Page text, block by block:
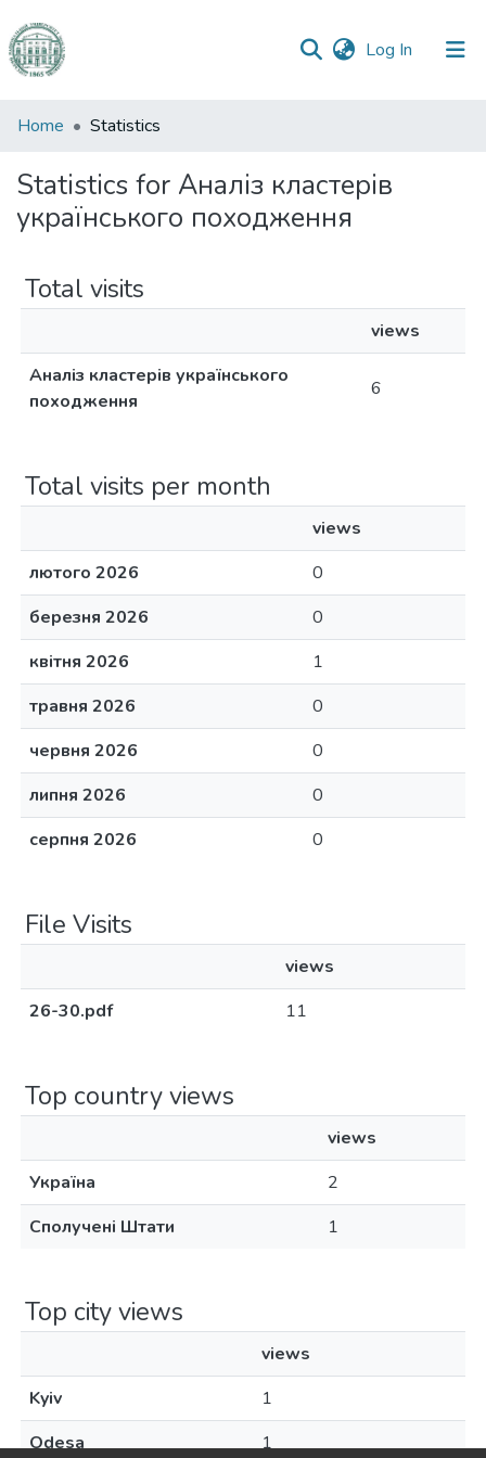
Log In (current)
Communities
Collections
All of DSpace
Home Statistics
Statistics for Аналіз кластерів
українського походження
Total visits
views
Аналіз кластерів українського
походження
6
Total visits per month
views
лютого 2026
0
березня 2026
0
квітня 2026
1
травня 2026
0
червня 2026
0
липня 2026
0
серпня 2026
0
File Visits
views
26-30.pdf
11
Top country views
views
Україна
2
Сполучені Штати
1
Top city views
views
Kyiv
1
Odesa
1